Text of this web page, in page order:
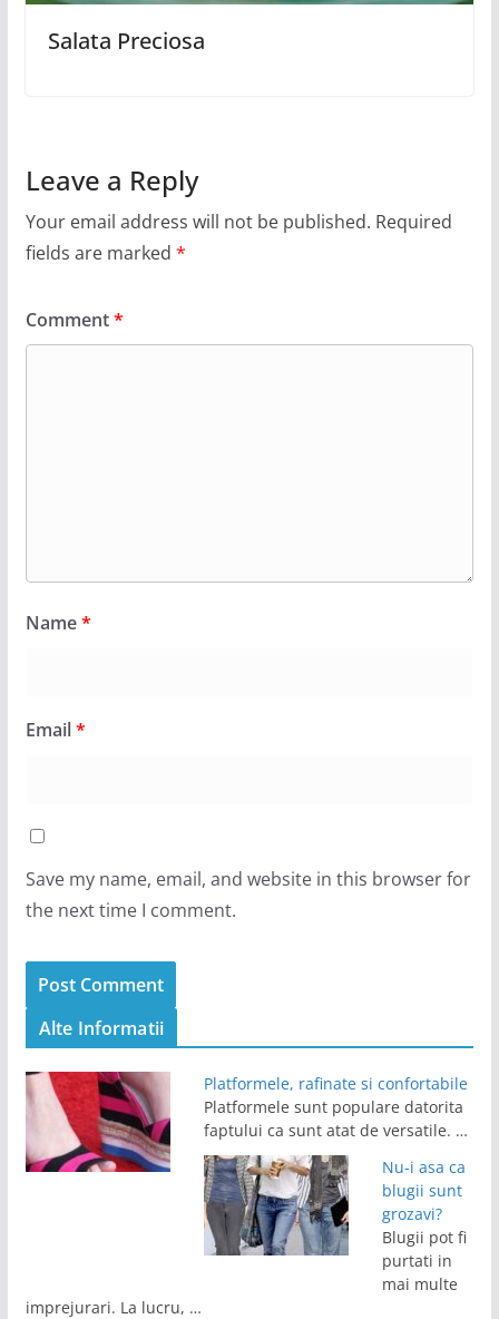
Salata Preciosa
Leave a Reply
Your email address will not be published. Required
fields are marked *
Comment*
Name*
Email*
Save my name, email, and website in this browser for
the next time I comment.
Alte Informatii
Platformele, rafinate si confortabile
Platformele sunt populare datorita
faptului ca sunt atat de versatile. …
Nu-i asa ca
blugii sunt
grozavi?
Blugii pot fi
purtati in
mai multe
imprejurari. La lucru, …